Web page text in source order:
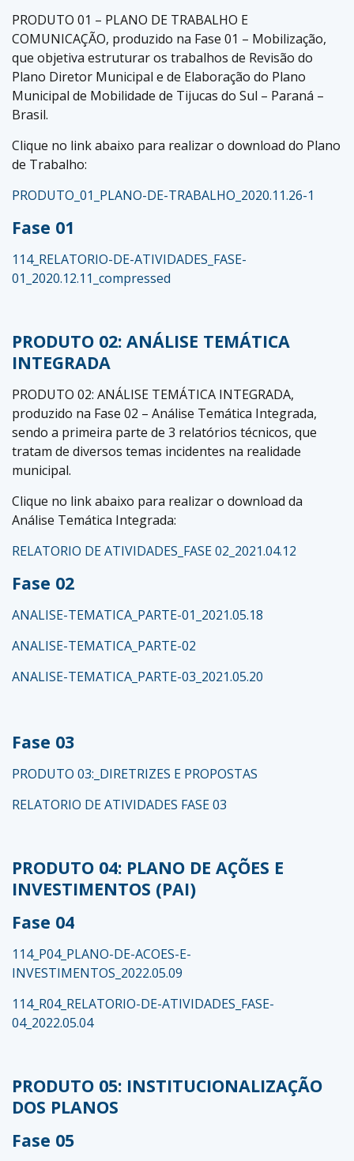
PRODUTO 01 – PLANO DE TRABALHO E
COMUNICAÇÃO, produzido na Fase 01 – Mobilização,
que objetiva estruturar os trabalhos de Revisão do
Plano Diretor Municipal e de Elaboração do Plano
Municipal de Mobilidade de Tijucas do Sul – Paraná –
Brasil.
Clique no link abaixo para realizar o download do Plano
de Trabalho:
PRODUTO_01_PLANO-DE-TRABALHO_2020.11.26-1
Fase 01
114_RELATORIO-DE-ATIVIDADES_FASE-
01_2020.12.11_compressed
PRODUTO 02: ANÁLISE TEMÁTICA
INTEGRADA
PRODUTO 02: ANÁLISE TEMÁTICA INTEGRADA,
produzido na Fase 02 – Análise Temática Integrada,
sendo a primeira parte de 3 relatórios técnicos, que
tratam de diversos temas incidentes na realidade
municipal.
Clique no link abaixo para realizar o download da
Análise Temática Integrada:
RELATORIO DE ATIVIDADES_FASE 02_2021.04.12
Fase 02
ANALISE-TEMATICA_PARTE-01_2021.05.18
ANALISE-TEMATICA_PARTE-02
ANALISE-TEMATICA_PARTE-03_2021.05.20
Fase 03
PRODUTO 03:_DIRETRIZES E PROPOSTAS
RELATORIO DE ATIVIDADES FASE 03
PRODUTO 04: PLANO DE AÇÕES E
INVESTIMENTOS (PAI)
Fase 04
114_P04_PLANO-DE-ACOES-E-
INVESTIMENTOS_2022.05.09
114_R04_RELATORIO-DE-ATIVIDADES_FASE-
04_2022.05.04
PRODUTO 05: INSTITUCIONALIZAÇÃO
DOS PLANOS
Fase 05